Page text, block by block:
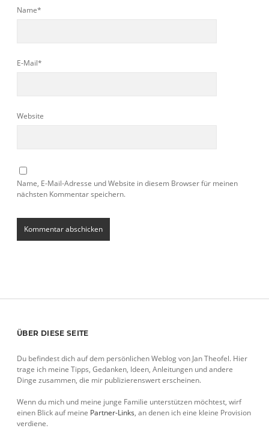
Name*
E-Mail*
Website
Name, E-Mail-Adresse und Website in diesem Browser für meinen
nächsten Kommentar speichern.
Sidebar
ÜBER DIESE SEITE
Du befindest dich auf dem persönlichen Weblog von Jan Theofel. Hier
trage ich meine Tipps, Gedanken, Ideen, Anleitungen und andere
Dinge zusammen, die mir publizierenswert erscheinen.
Wenn du mich und meine junge Familie unterstützen möchtest, wirf
einen Blick auf meine Partner-Links, an denen ich eine kleine Provision
verdiene.